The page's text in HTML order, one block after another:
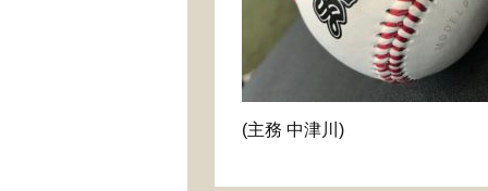
(主務 中津川)